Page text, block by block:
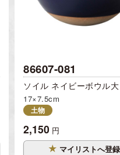
86607-081
ソイル ネイビーボウル大
17×7.5cm
土物
2,150 円
★ マイリストへ登録